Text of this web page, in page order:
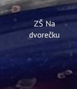
ZŠ Na
dvorečku